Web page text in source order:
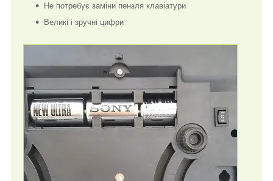
Не потребує заміни пензля клавіатури
Великі і зручні цифри